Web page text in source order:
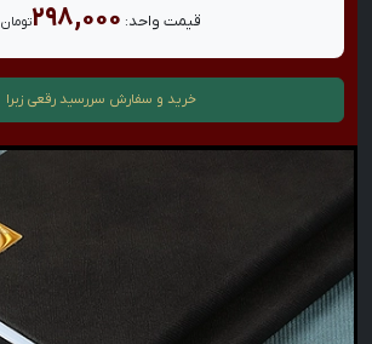
قیمت واحد: ۲۹۸,۰۰۰تومان
خرید و سفارش سررسید رقعی زبرا